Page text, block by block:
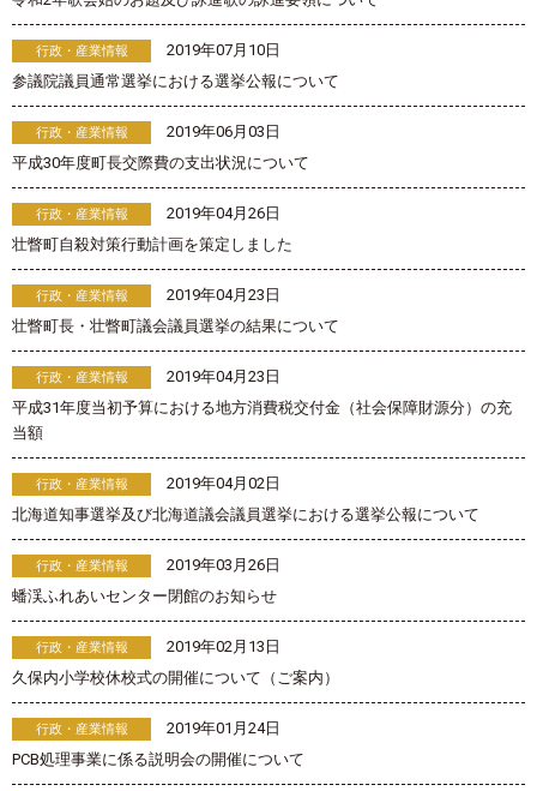
行政・産業情報
2019年07月10日
参議院議員通常選挙における選挙公報について
行政・産業情報
2019年06月03日
平成30年度町長交際費の支出状況について
行政・産業情報
2019年04月26日
壮瞥町自殺対策行動計画を策定しました
行政・産業情報
2019年04月23日
壮瞥町長・壮瞥町議会議員選挙の結果について
行政・産業情報
2019年04月23日
平成31年度当初予算における地方消費税交付金（社会保障財源分）の充
当額
行政・産業情報
2019年04月02日
北海道知事選挙及び北海道議会議員選挙における選挙公報について
行政・産業情報
2019年03月26日
蟠渓ふれあいセンター閉館のお知らせ
行政・産業情報
2019年02月13日
久保内小学校休校式の開催について（ご案内）
行政・産業情報
2019年01月24日
PCB処理事業に係る説明会の開催について